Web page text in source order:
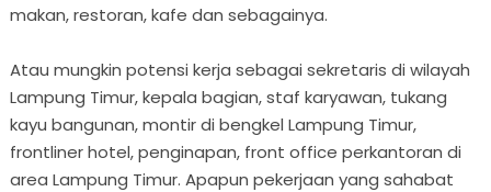
makan, restoran, kafe dan sebagainya.
Atau mungkin potensi kerja sebagai sekretaris di wilayah
Lampung Timur, kepala bagian, staf karyawan, tukang
kayu bangunan, montir di bengkel Lampung Timur,
frontliner hotel, penginapan, front office perkantoran di
area Lampung Timur. Apapun pekerjaan yang sahabat